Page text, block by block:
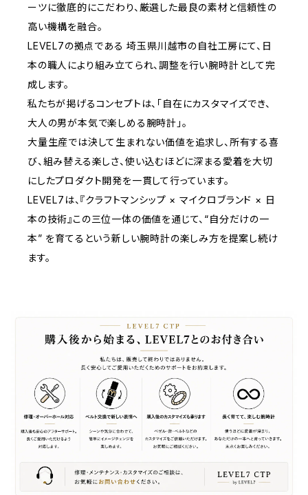
ーツに徹底的にこだわり、厳選した最良の素材と信頼性の
高い機構を融合。
LEVEL7の拠点である 埼玉県川越市の自社工房にて、日
本の職人により組み立てられ、調整を行い腕時計として完
成します。
私たちが掲げるコンセプトは、「自在にカスタマイズでき、
大人の男が本気で楽しめる腕時計」。
大量生産では決して生まれない価値を追求し、所有する喜
び、組み替える楽しさ、使い込むほどに深まる愛着を大切
にしたプロダクト開発を一貫して行っています。
LEVEL7は、『クラフトマンシップ × マイクロブランド × 日
本の技術』この三位一体の価値を通じて、“自分だけの一
本” を育てるという新しい腕時計の楽しみ方を提案し続け
ます。